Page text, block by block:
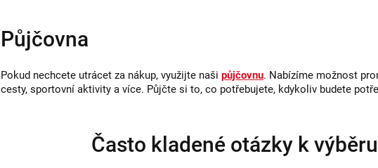
Půjčovna
Pokud nechcete utrácet za nákup, využijte naši půjčovnu. Nabízíme možnost
cesty, sportovní aktivity a více. Půjčte si to, co potřebujete, kdykoliv budete
Často kladené otázky k